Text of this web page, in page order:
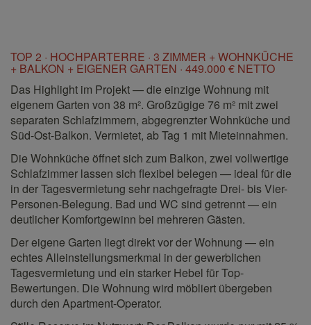
TOP 2 · HOCHPARTERRE · 3 ZIMMER + WOHNKÜCHE
+ BALKON + EIGENER GARTEN · 449.000 € NETTO
Das Highlight im Projekt — die einzige Wohnung mit
eigenem Garten von 38 m². Großzügige 76 m² mit zwei
separaten Schlafzimmern, abgegrenzter Wohnküche und
Süd-Ost-Balkon. Vermietet, ab Tag 1 mit Mieteinnahmen.
Die Wohnküche öffnet sich zum Balkon, zwei vollwertige
Schlafzimmer lassen sich flexibel belegen — ideal für die
in der Tagesvermietung sehr nachgefragte Drei- bis Vier-
Personen-Belegung. Bad und WC sind getrennt — ein
deutlicher Komfortgewinn bei mehreren Gästen.
Der eigene Garten liegt direkt vor der Wohnung — ein
echtes Alleinstellungsmerkmal in der gewerblichen
Tagesvermietung und ein starker Hebel für Top-
Bewertungen. Die Wohnung wird möbliert übergeben
durch den Apartment-Operator.